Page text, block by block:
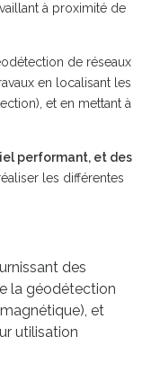
à proximité de
de réseaux
en localisant les
et en mettant à
performant, et des
les différentes
des
la géodétection
et
utilisation